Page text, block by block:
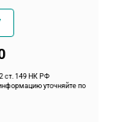
ст. 149 НК РФ
уточняйте по